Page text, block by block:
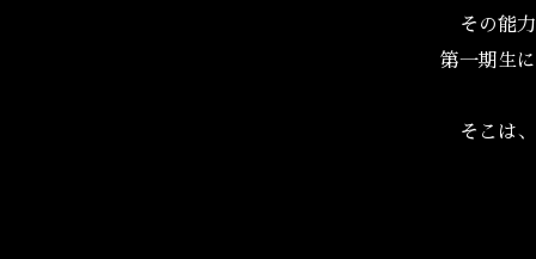
その能
第一期生
そこは